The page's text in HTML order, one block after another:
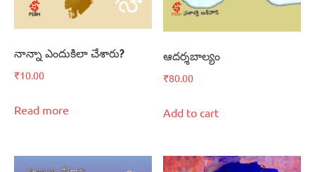
నాన్నా ఎందుకిలా చేశారు?
₹10.00
Read more
ఆదర్శబాల్యం
₹80.00
Add to cart